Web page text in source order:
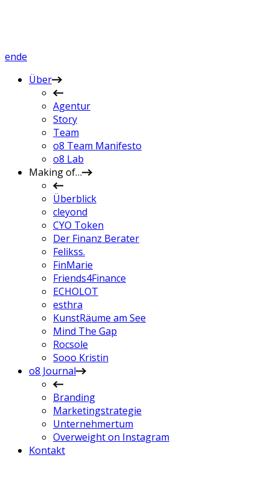
ende
Über
Agentur
Story
Team
o8 Team Manifesto
o8 Lab
Making of…
Überblick
cleyond
CYO Token
Der Finanz Berater
Felikss.
FinMarie
Friends4Finance
ECHOLOT
esthra
KunstRäume am See
Mind The Gap
Rocsole
Sooo Kristin
o8 Journal
Branding
Marketingstrategie
Unternehmertum
Overweight on Instagram
Kontakt